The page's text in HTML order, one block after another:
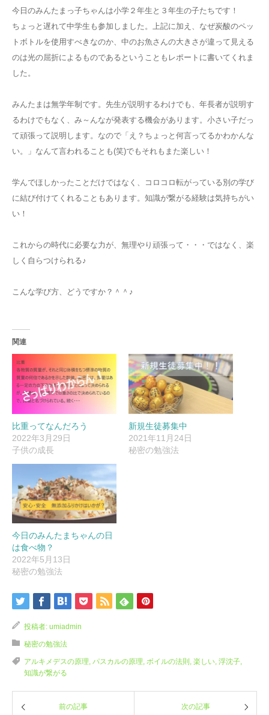
今日のみんたまっ子ちゃんは小学２年生と３年生の子たちです！
ちょっと遅れて中学生も参加しました。上記に加え、なぜ炭酸のペッ
トボトルを使用すべきなのか、中のお魚さんの大きさが違って見える
のは光の屈折によるものであるということもレポートに書いてくれま
した。
みんたまは無学年制です。先生が説明するわけでも、年長者が説明す
るわけでもなく、み～んなが発表する機会があります。小さい子だっ
て頑張って説明します。なので「え？ちょっと何言ってるかわかんな
い。」なんて言われることも(笑)でもそれもまた楽しい！
学んでほしかったことだけではなく、コロコロ転がっている別の学び
に結び付けてくれることもあります。知識が繋がる経験は気持ちがい
い！
これからの時代に必要な力が、無理やり頑張って・・・ではなく、楽
しく自らつけられる♪
こんな学び方、どうですか？＾＾♪
関連
比重ってなんだろう
2022年3月29日
子供の成長
新規生徒募集中
2021年11月24日
秘密の勉強法
今日のみんたまちゃんの日
は食べ物？
2022年5月13日
秘密の勉強法
投稿者: umiadmin
秘密の勉強法
アルキメデスの原理, パスカルの原理, ボイルの法則 , 楽しい, 浮沈子,
知識が繋がる
前の記事 次の記事